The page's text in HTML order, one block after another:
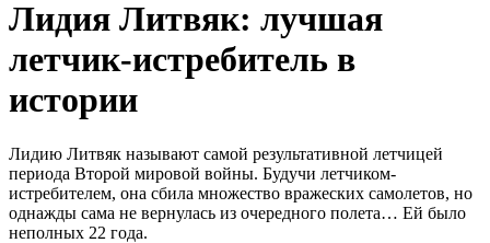
Лидия Литвяк: лучшая
летчик-истребитель в
истории
Лидию Литвяк называют самой результативной летчицей
периода Второй мировой войны. Будучи летчиком-
истребителем, она сбила множество вражеских самолетов, но
однажды сама не вернулась из очередного полета… Ей было
неполных 22 года.